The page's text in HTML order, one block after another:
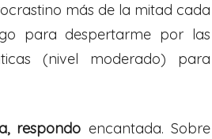
más de la mitad cada
para despertarme por las
(nivel moderado) para
respondo encantada. Sobre